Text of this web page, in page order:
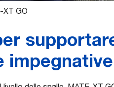
XT GO
impegnative